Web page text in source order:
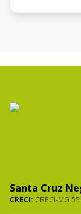
Santa Cruz
CRECI: CRECI-MG